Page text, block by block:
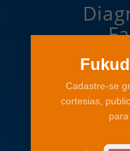
“O
Cadastre-se
cortesias,